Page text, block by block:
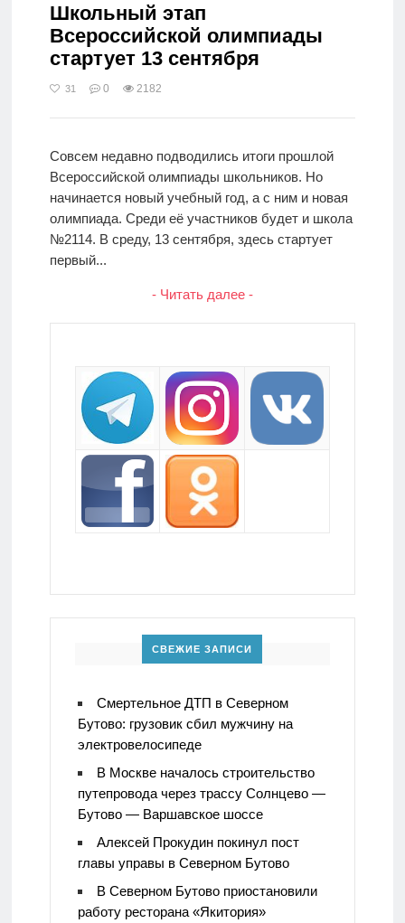
Школьный этап
Всероссийской олимпиады
стартует 13 сентября
31 0 2182
Совсем недавно подводились итоги прошлой
Всероссийской олимпиады школьников. Но
начинается новый учебный год, а с ним и новая
олимпиада. Среди её участников будет и школа
№2114. В среду, 13 сентября, здесь стартует
первый...
- Читать далее -
СВЕЖИЕ ЗАПИСИ
Смертельное ДТП в Северном
Бутово: грузовик сбил мужчину на
электровелосипеде
В Москве началось строительство
путепровода через трассу Солнцево —
Бутово — Варшавское шоссе
Алексей Прокудин покинул пост
главы управы в Северном Бутово
В Северном Бутово приостановили
работу ресторана «Якитория»